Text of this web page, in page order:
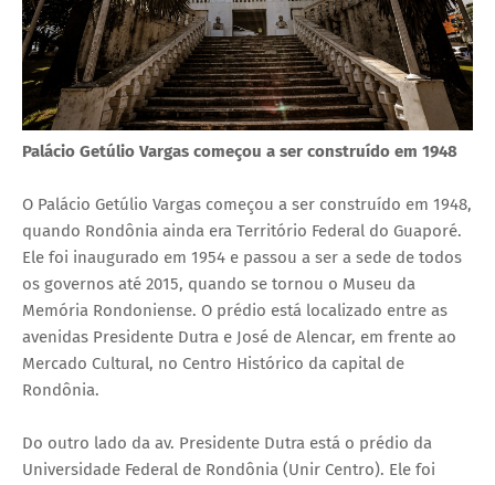
Palácio Getúlio Vargas começou a ser construído em 1948
O Palácio Getúlio Vargas começou a ser construído em 1948,
quando Rondônia ainda era Território Federal do Guaporé.
Ele foi inaugurado em 1954 e passou a ser a sede de todos
os governos até 2015, quando se tornou o Museu da
Memória Rondoniense. O prédio está localizado entre as
avenidas Presidente Dutra e José de Alencar, em frente ao
Mercado Cultural, no Centro Histórico da capital de
Rondônia.
Do outro lado da av. Presidente Dutra está o prédio da
Universidade Federal de Rondônia (Unir Centro). Ele foi